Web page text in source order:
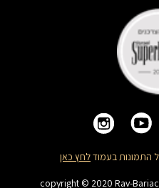
התמונות בעמודלחץ כאן
copyright © 2020 Rav-